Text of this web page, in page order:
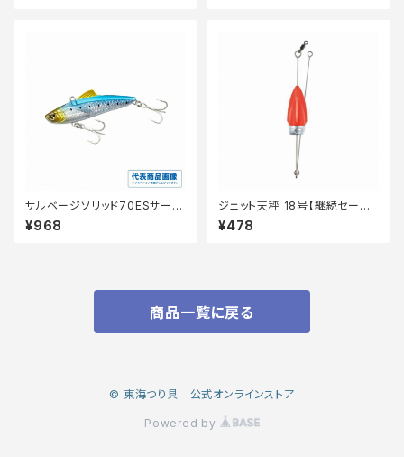
サルベージソリッド70ESサーフ
エディションXG−V70V
¥968
ジェット天秤 18号【継続セール_
仕掛】
¥478
商品一覧に戻る
© 東海つり具 公式オンラインストア
Powered by